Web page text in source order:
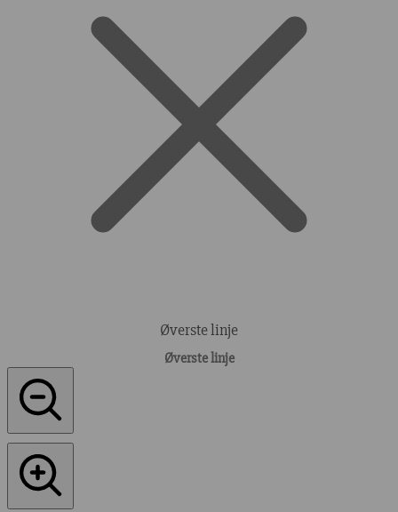
Øverste linje
Øverste linje